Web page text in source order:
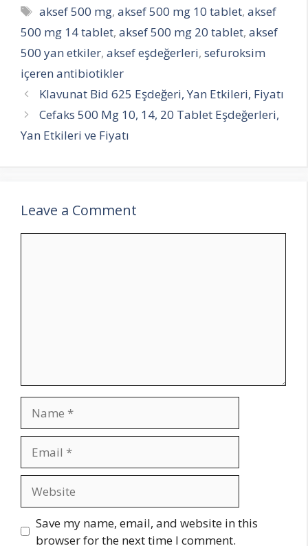
Tags
aksef 500 mg,aksef 500 mg 10 tablet,aksef
500 mg 14 tablet, aksef 500 mg 20 tablet, aksef
500 yan etkiler, aksef eşdeğerleri, sefuroksim
içeren antibiotikler
Klavunat Bid 625 Eşdeğeri, Yan Etkileri, Fiyatı
Cefaks 500 Mg 10, 14, 20 Tablet Eşdeğerleri,
Yan Etkileri ve Fiyatı
Leave a Comment
Save my name, email, and website in this
browser for the next time I comment.